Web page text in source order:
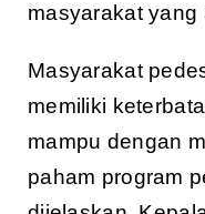
masyarakat
Masyarakat
memiliki
mampu dengan
paham program